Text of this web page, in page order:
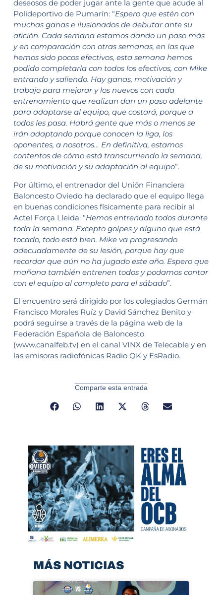
deseosos de poder jugar ante la gente que acude al
Polideportivo de Pumarín: “Espero que estén con
muchas ganas e ilusionados de debutar ante su
afición. Cada semana estamos dando un paso más
y en comparación con otras semanas, en las que
hemos sido pocos efectivos, esta semana hemos
podido completarla con todos los efectivos, con Mike
entrando y saliendo. Hay ganas, motivación y
trabajo para mejorar y los nuevos con cada
entrenamiento que realizan dan un paso adelante
para adaptarse al equipo, que costará, porque a
todos les pasa. Habrá gente que más o menos se
irán adaptando porque conocen la liga, los
oponentes, a nosotros… En definitiva, estamos
contentos de cómo está transcurriendo la semana,
de su motivación y su adaptación al equipo”.
Por último, el entrenador del Unión Financiera
Baloncesto Oviedo ha declarado que el equipo llega
en buenas condiciones físicamente para recibir al
Actel Força Lleida: “Hemos entrenado todos durante
toda la semana. Excepto golpes y alguno que está
tocado, todo está bien. Mike va progresando
adecuadamente de su lesión, porque hay que
recordar que aún no ha jugado este año. Espero que
mañana también entrenen todos y podamos contar
con el equipo al completo para el sábado”.
El encuentro será dirigido por los colegiados Germán
Francisco Morales Ruíz y David Sánchez Benito y
podrá seguirse a través de la página web de la
Federación Española de Baloncesto
(www.canalfeb.tv) en el canal VINX de Telecable y en
las emisoras radiofónicas Radio QK y EsRadio.
Comparte esta entrada
MÁS NOTICIAS